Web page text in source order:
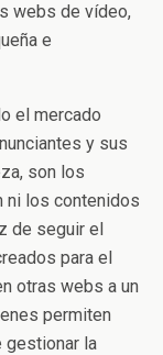
webs de vídeo,
e
el mercado
y sus
son los
ni los contenidos
de seguir el
para el
otras webs a un
permiten
gestionar la